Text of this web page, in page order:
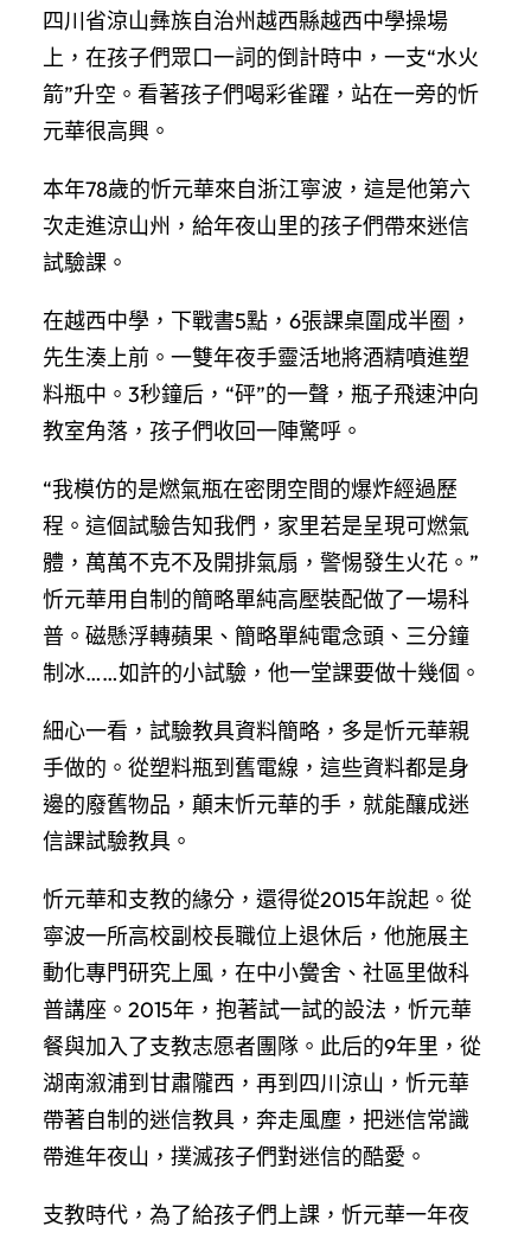
四川省涼山彝族自治州越西縣越西中學操場
上，在孩子們眾口一詞的倒計時中，一支“水火
箭”升空。看著孩子們喝彩雀躍，站在一旁的忻
元華很高興。
本年78歲的忻元華來自浙江寧波，這是他第六
次走進涼山州，給年夜山里的孩子們帶來迷信
試驗課。
在越西中學，下戰書5點，6張課桌圍成半圈，
先生湊上前。一雙年夜手靈活地將酒精噴進塑
料瓶中。3秒鐘后，“砰”的一聲，瓶子飛速沖向
教室角落，孩子們收回一陣驚呼。
“我模仿的是燃氣瓶在密閉空間的爆炸經過歷
程。這個試驗告知我們，家里若是呈現可燃氣
體，萬萬不克不及開排氣扇，警惕發生火花。”
忻元華用自制的簡略單純高壓裝配做了一場科
普。磁懸浮轉蘋果、簡略單純電念頭、三分鐘
制冰……如許的小試驗，他一堂課要做十幾個。
細心一看，試驗教具資料簡略，多是忻元華親
手做的。從塑料瓶到舊電線，這些資料都是身
邊的廢舊物品，顛末忻元華的手，就能釀成迷
信課試驗教具。
忻元華和支教的緣分，還得從2015年說起。從
寧波一所高校副校長職位上退休后，他施展主
動化專門研究上風，在中小黌舍、社區里做科
普講座。2015年，抱著試一試的設法，忻元華
餐與加入了支教志愿者團隊。此后的9年里，從
湖南溆浦到甘肅隴西，再到四川涼山，忻元華
帶著自制的迷信教具，奔走風塵，把迷信常識
帶進年夜山，撲滅孩子們對迷信的酷愛。
支教時代，為了給孩子們上課，忻元華一年夜